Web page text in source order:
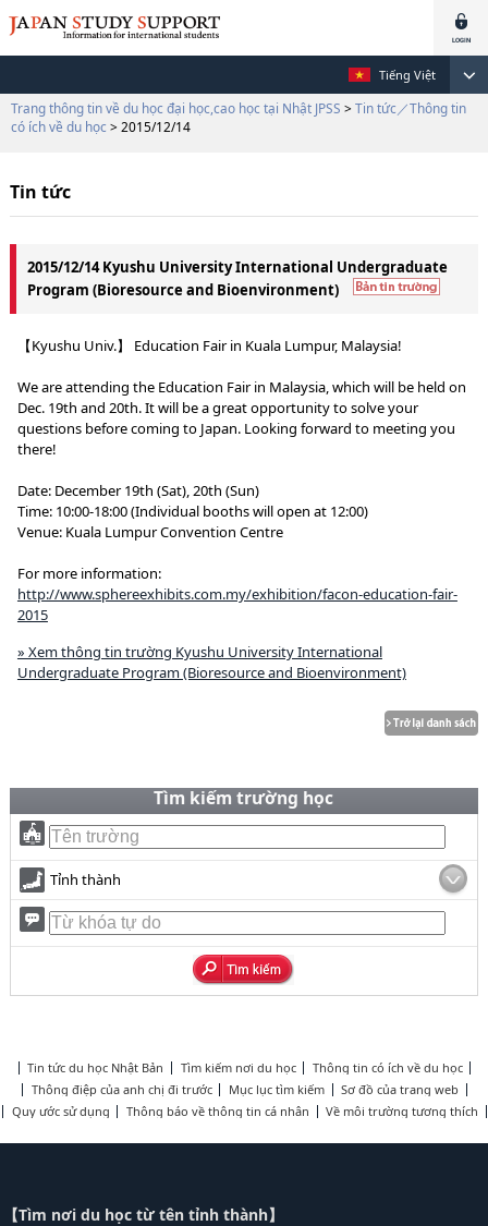
Tiếng Việt
Trang thông tin về du học đại học,cao học tại Nhật JPSS > Tin tức／Thông tin
có ích về du học > 2015/12/14
Tin tức
2015/12/14 Kyushu University International Undergraduate
Program (Bioresource and Bioenvironment)
【Kyushu Univ.】 Education Fair in Kuala Lumpur, Malaysia!
We are attending the Education Fair in Malaysia, which will be held on
Dec. 19th and 20th. It will be a great opportunity to solve your
questions before coming to Japan. Looking forward to meeting you
there!
Date: December 19th (Sat), 20th (Sun)
Time: 10:00-18:00 (Individual booths will open at 12:00)
Venue: Kuala Lumpur Convention Centre
For more information:
http://www.sphereexhibits.com.my/exhibition/facon-education-fair-
2015
» Xem thông tin trường Kyushu University International
Undergraduate Program (Bioresource and Bioenvironment)
Tìm kiếm trường học
Tỉnh thành
Tin tức du học Nhật Bản Tìm kiếm nơi du học
Thông tin có ích về du học
Thông điệp của anh chị đi trước
Mục lục tìm kiếm
Sơ đồ của trang web
Quy ước sử dụng
Thông báo về thông tin cá nhân Về môi trường tương thích
【Tìm nơi du học từ tên tỉnh thành】